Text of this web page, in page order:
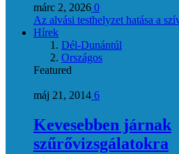
márc 2, 2026 0
Az alvási testhelyzet hatása a
Hírek
Dél-Dunántúl
Országos
Featured
máj 21, 2014 6
Kevesebben járnak
szűrővizsgálatokra